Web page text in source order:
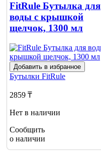
FitRule Бутылка для
воды с крышкой
щелчок, 1300 мл
Добавить в избранное
Бутылки FitRule
2859 ₸
Нет в наличии
Сообщить
о наличии